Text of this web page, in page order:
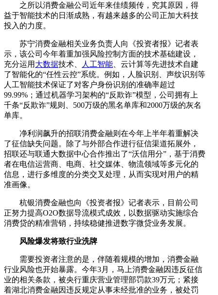
之所以消费金融公司近年来佳绩频传，究其原因，得
益于智能技术的日渐成熟，有越来越多的公司正加大科技
投入的力度。
苏宁消费金融相关业务负责人向《投资者报》记者表
示，该公司今年着重加强风险控制方面的技术基础建设，
充分运用 大数据技术、 人工智能 、云计算等先进技术自建
了智能化的“任性云控”系统。例如，人脸识别、声纹识别等
人工智能技术保证了对客户身份识别的准确率超过
99.99%；通过机器学习架构的“反欺诈”模型，公司拥有上
千条“反欺诈”规则、500万级的黑名单库和2000万级的灰名
单库。
净利润飙升的招联消费金融则在今年上半年着重解决
了征信缺失问题。除了与外部合作进行征信渠道拓展外，
招联还与联通大数据中心合作推出了“沃信用分”，基于消费
者在电信运营商、电商、社交媒体、物流领域等多元化的
信息，进行多维度的分类交叉处理，从而实现对用户的精
准画像。
杭银消费金融也向《投资者报》记者表示，目前公司
正努力提高O2O数据导流模式成效，以数据驱动实施综合
消费贷的精准营销，持续稳健推进数字微贷业务发展。
风险爆发将致行业洗牌
需要投资者注意的是，伴随着规模的增加，消费金融
行业风险也开始暴露。今年3月，马上消费金融因违反征信
业的相关条款，被央行重庆营业管理部罚款39万元；紧接
着湖北消费金融因违反规定从事未经批准的业务，被处罚